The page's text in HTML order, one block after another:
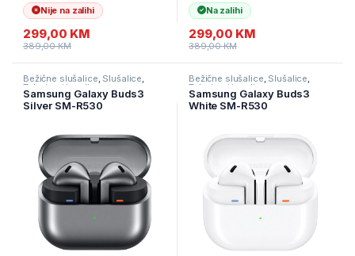
Nije na zalihi
299,00 KM
389,00KM
Na zalihi
299,00 KM
389,00KM
Bežične slušalice, Slušalice,
Televizori i audio
Samsung Galaxy Buds3
Silver SM-R530
Bežične slušalice, Slušalice,
Televizori i audio
Samsung Galaxy Buds3
White SM-R530